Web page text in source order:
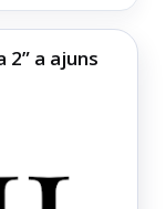
2” a ajuns